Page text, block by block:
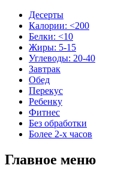
Десерты
Калории: <200
Белки: <10
Жиры: 5-15
Углеводы: 20-40
Завтрак
Обед
Перекус
Ребенку
Фитнес
Без обработки
Более 2-х часов
Главное меню